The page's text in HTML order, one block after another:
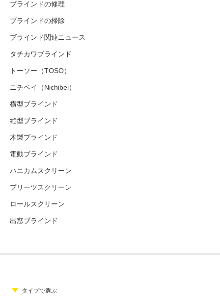
ブラインドの修理
ブラインドの掃除
ブラインド関連ニュース
タチカワブラインド
トーソー（TOSO）
ニチベイ（Nichibei）
横型ブラインド
縦型ブラインド
木製ブラインド
電動ブラインド
ハニカムスクリーン
プリーツスクリーン
ロールスクリーン
出窓ブラインド
タイプで選ぶ